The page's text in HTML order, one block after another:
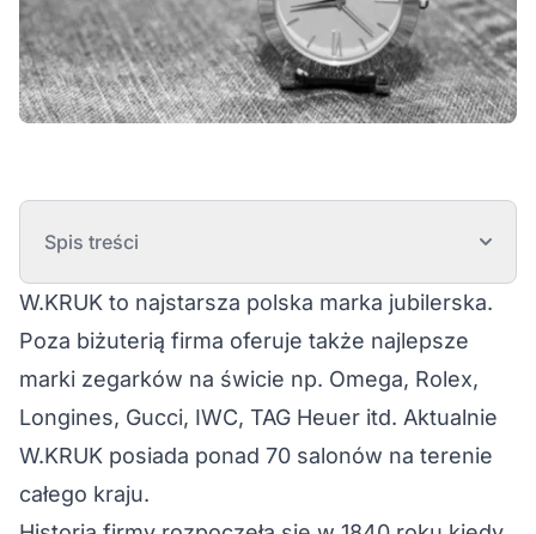
Spis treści
W.KRUK to najstarsza polska marka jubilerska.
Poza biżuterią firma oferuje także najlepsze
marki zegarków na świcie np. Omega, Rolex,
Longines, Gucci, IWC, TAG Heuer itd. Aktualnie
W.KRUK posiada ponad 70 salonów na terenie
całego kraju.